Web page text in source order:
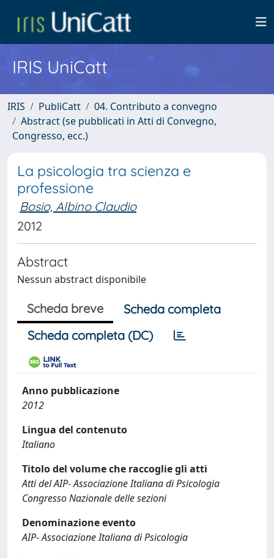
IRIS UniCatt
IRIS PubliCatt
04. Contributo a convegno
Abstract (se pubblicati in Atti di Convegno,
Congresso, ecc.)
La psicologia tra scienza e
professione
Bosio, Albino Claudio
2012
Abstract
Nessun abstract disponibile
Scheda breve
Scheda completa
Scheda completa (DC)
Anno pubblicazione
2012
Lingua del contenuto
Italiano
Titolo del volume che raccoglie gli atti
Atti del AIP- Associazione Italiana di Psicologia
Congresso Nazionale delle sezioni
Denominazione evento
AIP- Associazione Italiana di Psicologia